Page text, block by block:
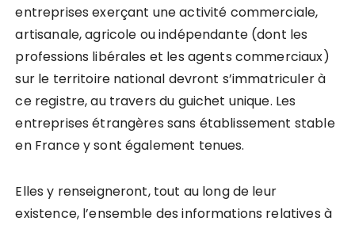
entreprises exerçant une activité commerciale,
artisanale, agricole ou indépendante (dont les
professions libérales et les agents commerciaux)
sur le territoire national devront s’immatriculer à
ce registre, au travers du guichet unique. Les
entreprises étrangères sans établissement stable
en France y sont également tenues.
Elles y renseigneront, tout au long de leur
existence, l’ensemble des informations relatives à